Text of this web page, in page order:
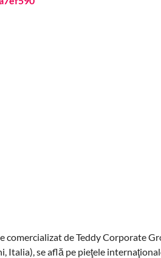
comercializat de Teddy Corporate
Italia), se află pe pieţele